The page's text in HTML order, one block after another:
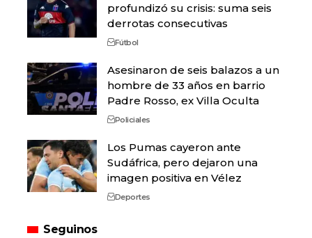
profundizó su crisis: suma seis
derrotas consecutivas
Fútbol
Asesinaron de seis balazos a un
hombre de 33 años en barrio
Padre Rosso, ex Villa Oculta
Policiales
Los Pumas cayeron ante
Sudáfrica, pero dejaron una
imagen positiva en Vélez
Deportes
Seguinos